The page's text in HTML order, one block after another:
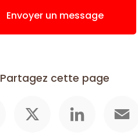
Envoyer un message
Partagez cette page